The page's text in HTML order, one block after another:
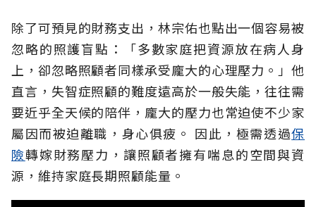
除了可預見的財務支出，林宗佑也點出一個容易被
忽略的照護盲點：「多數家庭把資源放在病人身
上，卻忽略照顧者同樣承受龐大的心理壓力。」他
直言，失智症照顧的難度遠高於一般失能，往往需
要近乎全天候的陪伴，龐大的壓力也常迫使不少家
屬因而被迫離職，身心俱疲。 因此，極需透過保
險轉嫁財務壓力，讓照顧者擁有喘息的空間與資
源，維持家庭長期照顧能量。